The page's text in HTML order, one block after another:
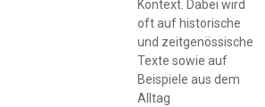
Kontext. Dabei wird
oft auf historische
und zeitgenössische
Texte sowie auf
Beispiele aus dem
Alltag